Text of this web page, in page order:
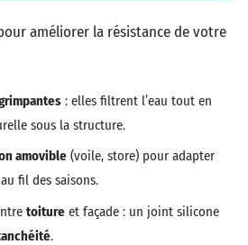
améliorer la résistance de votre
: elles filtrent l’eau tout en
sous la structure.
amovible (voile, store) pour adapter
au fil des saisons.
toiture et façade : un joint silicone
.